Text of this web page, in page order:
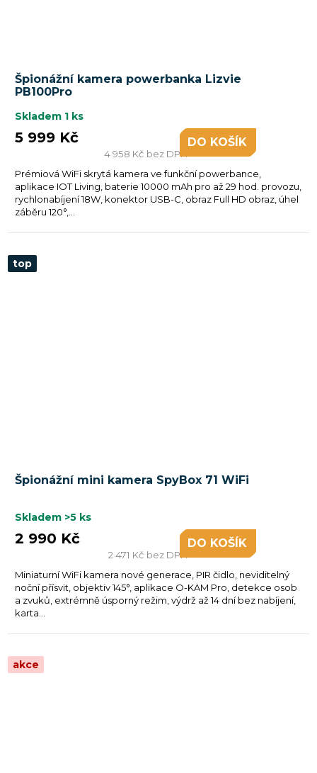
Špionážní kamera powerbanka Lizvie
PB100Pro
Skladem 1 ks
4 958 Kč bez DPH
5 999 Kč DO KOŠÍKU
Prémiová WiFi skrytá kamera ve funkční powerbance,
aplikace IOT Living, baterie 10000 mAh pro až 29 hod. provozu,
rychlonabíjení 18W, konektor USB-C, obraz Full HD obraz, úhel
záběru 120°,...
top
Špionážní mini kamera SpyBox 71 WiFi
Skladem >5 ks
2 471 Kč bez DPH
2 990 Kč DO KOŠÍKU
Miniaturní WiFi kamera nové generace, PIR čidlo, neviditelný
noční přísvit, objektiv 145°, aplikace O-KAM Pro, detekce osob
a zvuků, extrémně úsporný režim, výdrž až 14 dní bez nabíjení,
karta...
akce